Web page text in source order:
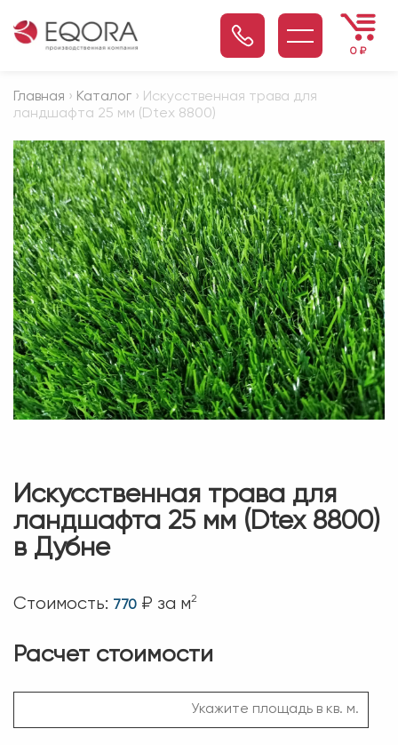
0 ₽
Главная › Каталог › Искусственная трава для
ландшафта 25 мм (Dtex 8800)
Искусственная трава для
ландшафта 25 мм (Dtex 8800)
в Дубне
Стоимость: 770 ₽ за м2
Расчет стоимости